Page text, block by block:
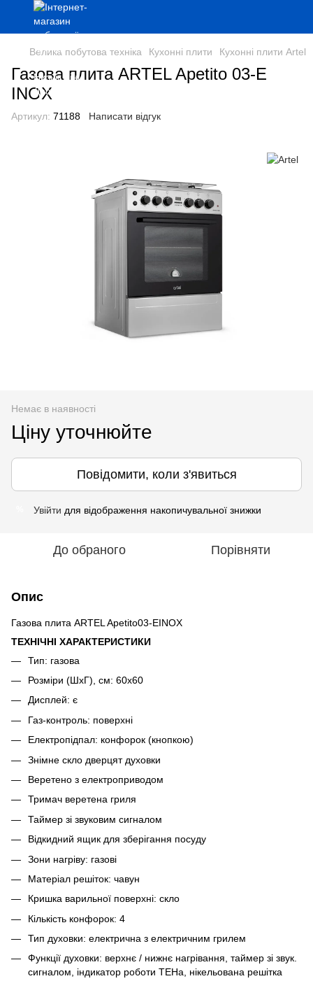
Велика побутова техніка Кухонні плити Кухонні плити Artel
Газова плита ARTEL Apetito 03-Е
INOX
Артикул: 71188 Написати відгук
Немає в наявності
Ціну уточнюйте
Повідомити, коли з'явиться
Увійти для відображення накопичувальної знижки
До обраного Порівняти
Опис
Газова плита ARTEL Apetito03-ЕINOX
ТЕХНІЧНІ ХАРАКТЕРИСТИКИ
Тип: газова
Розміри (ШхГ), см: 60х60
Дисплей: є
Газ-контроль: поверхні
Електропідпал: конфорок (кнопкою)
Знімне скло дверцят духовки
Веретено з електроприводом
Тримач веретена гриля
Таймер зі звуковим сигналом
Відкидний ящик для зберігання посуду
Зони нагріву: газові
Матеріал решіток: чавун
Кришка варильної поверхні: скло
Кількість конфорок: 4
Тип духовки: електрична з електричним грилем
Функції духовки: верхнє / нижнє нагрівання, таймер зі звук.
сигналом, індикатор роботи ТЕНа, нікельована решітка